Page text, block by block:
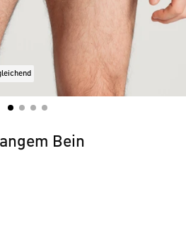
Bein
von 4.9 von 5 Sternen